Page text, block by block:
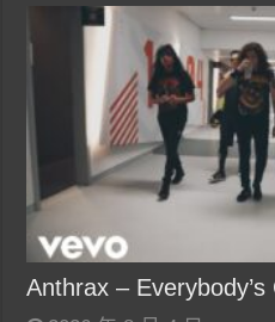
Anthrax – Everybody’s